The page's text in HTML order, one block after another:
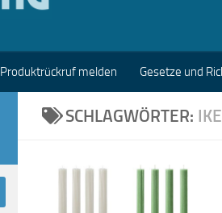
Produktrückruf melden Gesetze und
SCHLAGWÖRTER: